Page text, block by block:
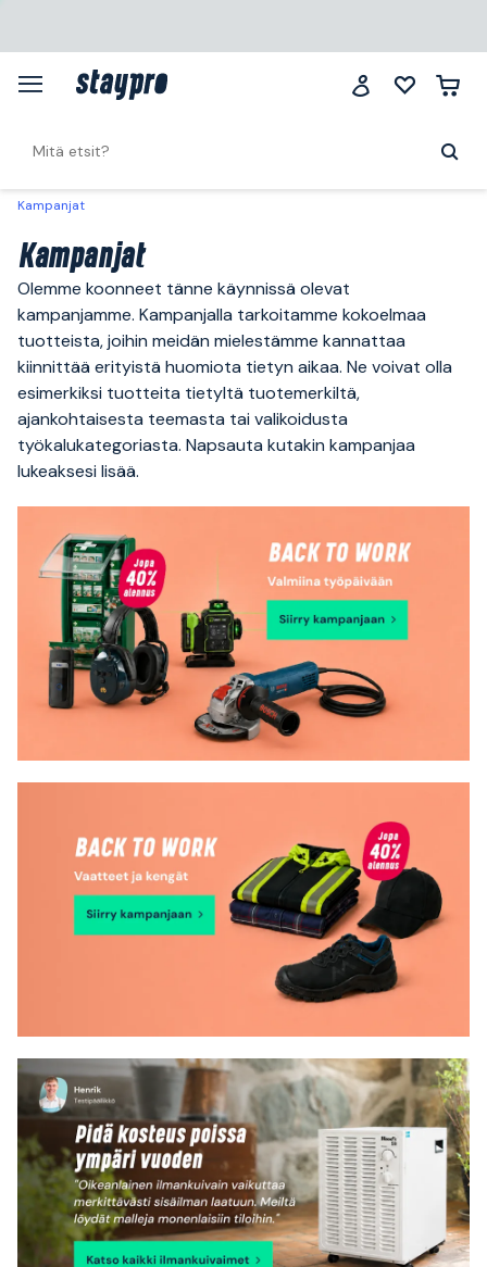
Kampanjat
Kampanjat
Olemme koonneet tänne käynnissä olevat
kampanjamme. Kampanjalla tarkoitamme kokoelmaa
tuotteista, joihin meidän mielestämme kannattaa
kiinnittää erityistä huomiota tietyn aikaa. Ne voivat olla
esimerkiksi tuotteita tietyltä tuotemerkiltä,
ajankohtaisesta teemasta tai valikoidusta
työkalukategoriasta. Napsauta kutakin kampanjaa
lukeaksesi lisää.